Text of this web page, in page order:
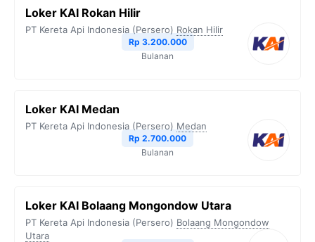
Loker KAI Rokan Hilir
PT Kereta Api Indonesia (Persero) Rokan Hilir
Rp 3.200.000
Bulanan
Loker KAI Medan
PT Kereta Api Indonesia (Persero) Medan
Rp 2.700.000
Bulanan
Loker KAI Bolaang Mongondow Utara
PT Kereta Api Indonesia (Persero) Bolaang Mongondow
Utara